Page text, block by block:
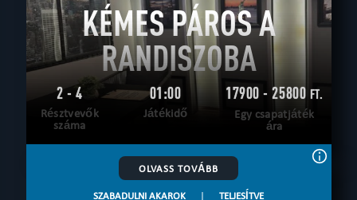
KÉMES PÁROS A
RANDISZOBA
2 - 4
Résztvevők
száma
01:00
Játékidő
17900 - 25800 FT.
Egy csapatjáték
ára
OLVASS TOVÁBB
SZABADULNI AKAROK | TELJESÍTVE